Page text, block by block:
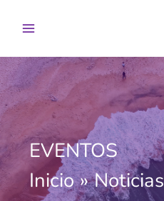
EVENTOS
Inicio
Noticias